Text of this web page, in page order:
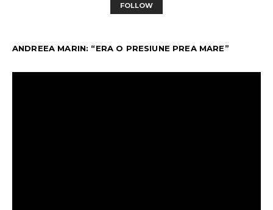
FOLLOW
ANDREEA MARIN: “ERA O PRESIUNE PREA MARE”